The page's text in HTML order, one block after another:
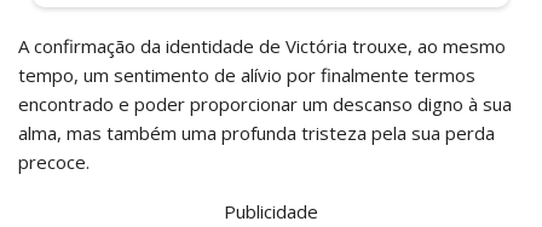
A confirmação da identidade de Victória trouxe, ao mesmo
tempo, um sentimento de alívio por finalmente termos
encontrado e poder proporcionar um descanso digno à sua
alma, mas também uma profunda tristeza pela sua perda
precoce.
Publicidade